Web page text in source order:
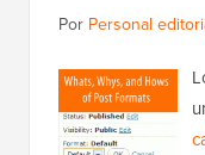
Por Personal